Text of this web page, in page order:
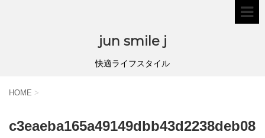
jun smile j
快適ライフスタイル
HOME >
c3eaeba165a49149dbb43d2238deb08